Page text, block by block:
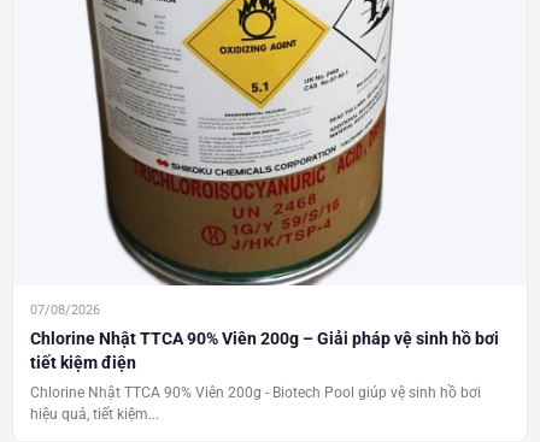
07/08/2026
Chlorine Nhật TTCA 90% Viên 200g – Giải pháp vệ sinh hồ bơi
tiết kiệm điện
Chlorine Nhật TTCA 90% Viên 200g - Biotech Pool giúp vệ sinh hồ bơi
hiệu quả, tiết kiệm...